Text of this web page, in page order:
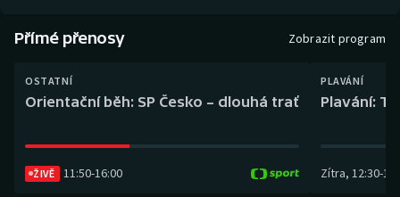
Curling
Dostihy
Futsal
Přímé přenosy Zobrazit program
OSTATNÍ
Orientační běh: SP Česko – dlouhá trať
ŽIVĚ 11:50-16:00
PLAVÁNÍ
Plavání:
Zítra, 12:30-